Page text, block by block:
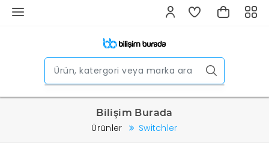
Bilişim Burada
Ürünler Switchler